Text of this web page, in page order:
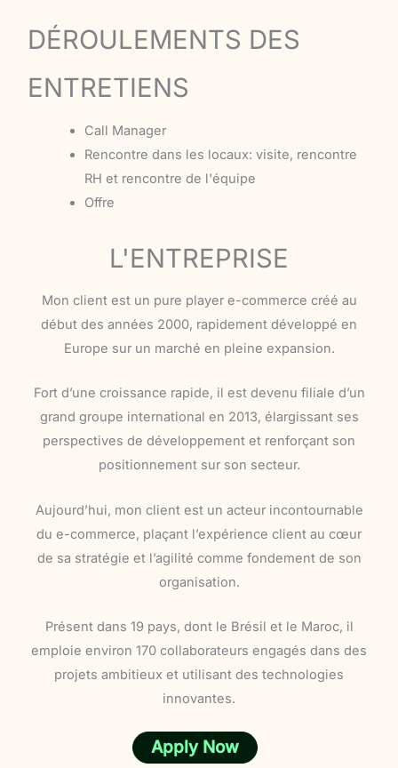
DÉROULEMENTS DES
ENTRETIENS
Call Manager
Rencontre dans les locaux: visite, rencontre
RH et rencontre de l'équipe
Offre
L'ENTREPRISE
Mon client est un pure player e-commerce créé au
début des années 2000, rapidement développé en
Europe sur un marché en pleine expansion.
Fort d’une croissance rapide, il est devenu filiale d’un
grand groupe international en 2013, élargissant ses
perspectives de développement et renforçant son
positionnement sur son secteur.
Aujourd’hui, mon client est un acteur incontournable
du e-commerce, plaçant l’expérience client au cœur
de sa stratégie et l’agilité comme fondement de son
organisation.
Présent dans 19 pays, dont le Brésil et le Maroc, il
emploie environ 170 collaborateurs engagés dans des
projets ambitieux et utilisant des technologies
innovantes.
Apply Now